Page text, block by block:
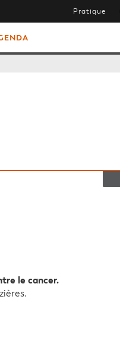
Pratique
le cancer.